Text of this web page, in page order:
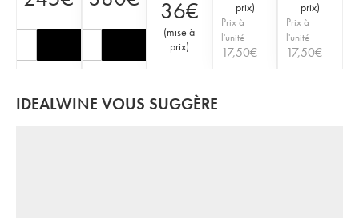
36€
(mise à
prix)
prix)
Prix à
l'unité
17,50€
prix)
Prix à
l'unité
17,50€
IDEALWINE VOUS SUGGÈRE